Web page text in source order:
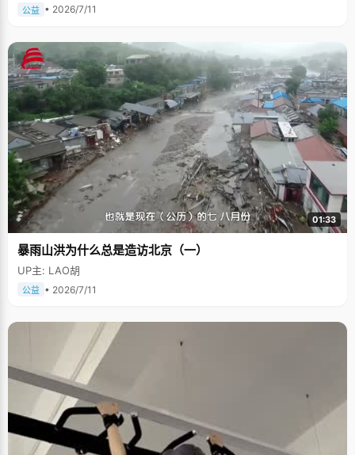
公益 • 2026/7/11
01:33
暴雨山洪为什么总是造访北京（一）
UP主: LAO胡
公益 • 2026/7/11